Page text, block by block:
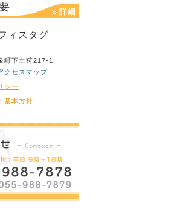
詳細
ィスタグ
町下土狩217-1
クセスマップ
シー
基本方針